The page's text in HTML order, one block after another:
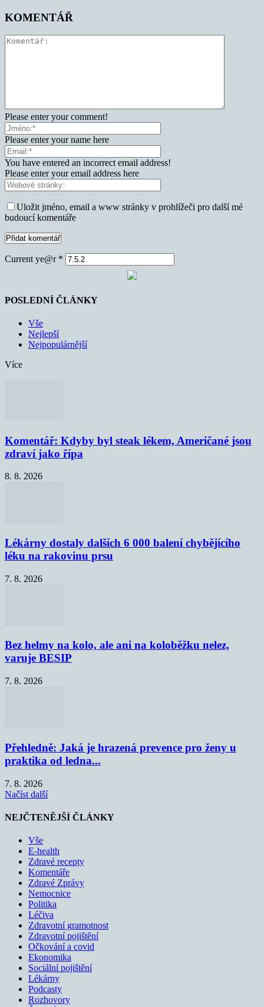
KOMENTÁŘ
Please enter your comment!
Please enter your name here
You have entered an incorrect email address!
Please enter your email address here
Uložit jméno, email a www stránky v prohlížeči pro další mé
budoucí komentáře
Current ye@r *
POSLEDNÍ ČLÁNKY
Vše
Nejlepší
Nejpopulárnější
Více
Komentář: Kdyby byl steak lékem, Američané jsou
zdraví jako řípa
8. 8. 2026
Lékárny dostaly dalších 6 000 balení chybějícího
léku na rakovinu prsu
7. 8. 2026
Bez helmy na kolo, ale ani na koloběžku nelez,
varuje BESIP
7. 8. 2026
Přehledně: Jaká je hrazená prevence pro ženy u
praktika od ledna...
7. 8. 2026
Načíst další
NEJČTENĚJŠÍ ČLÁNKY
Vše
E-health
Zdravé recepty
Komentáře
Zdravé Zprávy
Nemocnice
Politika
Léčiva
Zdravotní gramotnost
Zdravotní pojištění
Očkování a covid
Ekonomika
Sociální pojištění
Lékárny
Podcasty
Rozhovory